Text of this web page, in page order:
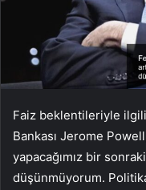
Faiz beklentileriyle
Bankası Jerome
yapacağımız bir
düşünmüyorum.